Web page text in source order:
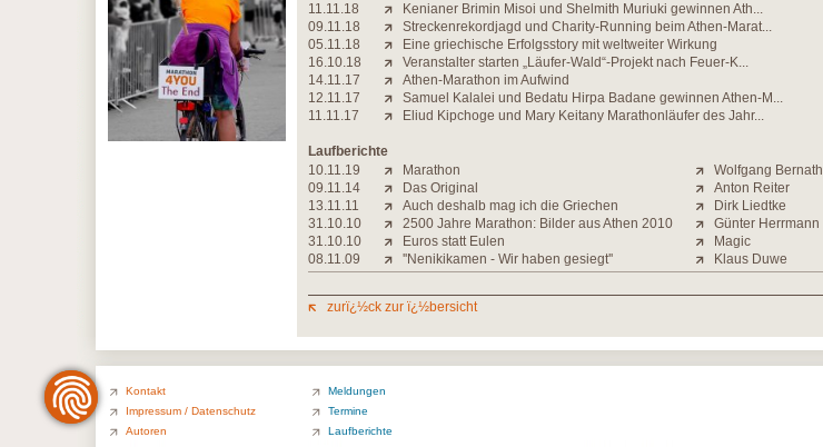
11.11.18
Kenianer Brimin Misoi und Shelmith Muriuki gewinnen Ath...
09.11.18
Streckenrekordjagd und Charity-Running beim Athen-Marat...
05.11.18
Eine griechische Erfolgsstory mit weltweiter Wirkung
16.10.18
Veranstalter starten „Läufer-Wald“-Projekt nach Feuer-K...
14.11.17
Athen-Marathon im Aufwind
12.11.17
Samuel Kalalei und Bedatu Hirpa Badane gewinnen Athen-M...
11.11.17
Eliud Kipchoge und Mary Keitany Marathonläufer des Jahr...
Laufberichte
10.11.19
Marathon
Wolfgang Bernath
09.11.14
Das Original
Anton Reiter
13.11.11
Auch deshalb mag ich die Griechen
Dirk Liedtke
31.10.10
2500 Jahre Marathon: Bilder aus Athen 2010
Günter Herrmann
31.10.10
Euros statt Eulen
Magic
08.11.09
''Nenikikamen - Wir haben gesiegt'' Klaus Duwe
zurï¿½ck zur ï¿½bersicht
Kontakt
Impressum / Datenschutz
Autoren
Meldungen
Termine
Laufberichte